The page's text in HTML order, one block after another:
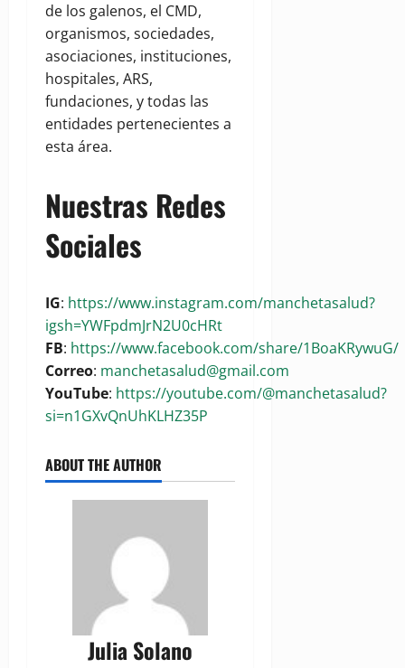
de los galenos, el CMD,
organismos, sociedades,
asociaciones, instituciones,
hospitales, ARS,
fundaciones, y todas las
entidades pertenecientes a
esta área.
Nuestras Redes
Sociales
IG: https://www.instagram.com/manchetasalud?
igsh=YWFpdmJrN2U0cHRt
FB: https://www.facebook.com/share/1BoaKRywuG/
Correo: manchetasalud@gmail.com
YouTube: https://youtube.com/@manchetasalud?
si=n1GXvQnUhKLHZ35P
ABOUT THE AUTHOR
Julia Solano